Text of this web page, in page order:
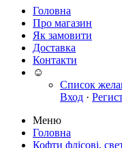
Головна
Про магазин
Як замовити
Доставка
Контакти
☺
Список
Вход ·
Меню
Головна
Кофти флісові,